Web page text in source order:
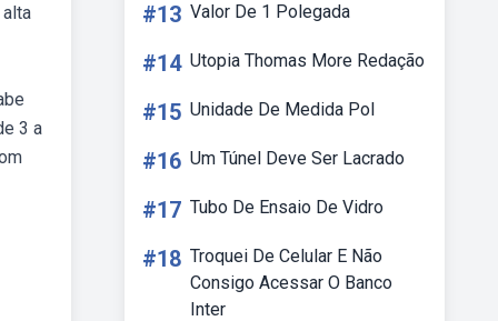
3 a
#13 Valor De 1 Polegada
#14 Utopia Thomas More Redação
#15 Unidade De Medida Pol
#16 Um Túnel Deve Ser Lacrado
#17 Tubo De Ensaio De Vidro
#18 Troquei De Celular E Não
Consigo Acessar O Banco
Inter